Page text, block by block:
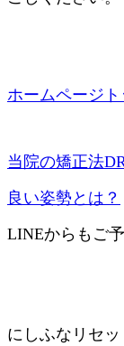
ホームページト
当院の矯正法
良い姿勢とは？
LINEからもご
にしふなリセ